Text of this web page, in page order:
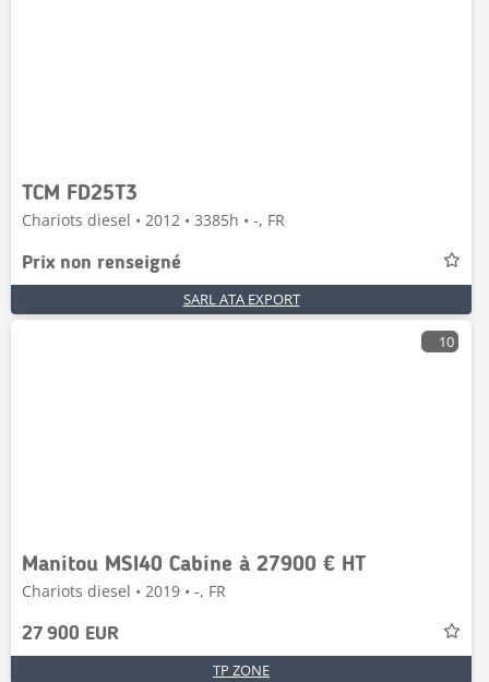
TCM FD25T3
Chariots diesel • 2012 • 3385h • -, FR
Prix non renseigné
SARL ATA EXPORT
10
Manitou MSI40 Cabine à 27900 € HT
Chariots diesel • 2019 • -, FR
27 900 EUR
TP ZONE